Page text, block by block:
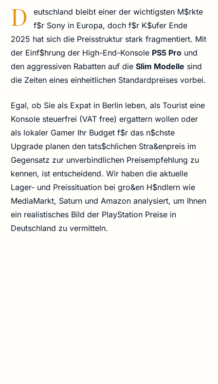
D
eutschland bleibt einer der wichtigsten M$rkte
f$r Sony in Europa, doch f$r K$ufer Ende
2025 hat sich die Preisstruktur stark fragmentiert. Mit
der Einf$hrung der High-End-Konsole PS5 Pro und
den aggressiven Rabatten auf dieSlim Modelle sind
die Zeiten eines einheitlichen Standardpreises vorbei.
Egal, ob Sie als Expat in Berlin leben, als Tourist eine
Konsole steuerfrei (VAT free) ergattern wollen oder
als lokaler Gamer Ihr Budget f$r das n$chste
Upgrade planen den tats$chlichen Stra&enpreis im
Gegensatz zur unverbindlichen Preisempfehlung zu
kennen, ist entscheidend. Wir haben die aktuelle
Lager- und Preissituation bei gro&en H$ndlern wie
MediaMarkt, Saturn und Amazon analysiert, um Ihnen
ein realistisches Bild der PlayStation Preise in
Deutschland zu vermitteln.